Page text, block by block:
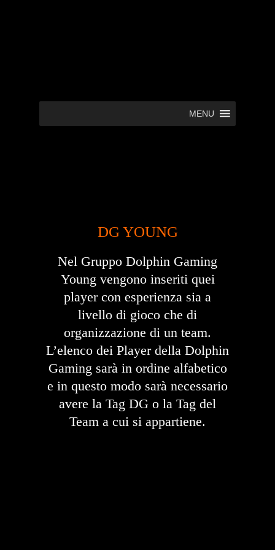
MENU
DG YOUNG
Nel Gruppo Dolphin Gaming
Young vengono inseriti quei
player con esperienza sia a
livello di gioco che di
organizzazione di un team.
L’elenco dei Player della Dolphin
Gaming sarà in ordine alfabetico
e in questo modo sarà necessario
avere la Tag DG o la Tag del
Team a cui si appartiene.